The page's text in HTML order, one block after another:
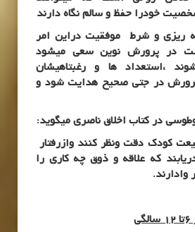
خودرا حفظ و سالم نگاه دارند
ریزی و شرط موفقیت دراین امر
در پرورش نوین سعی میشود
،استعداد ها و رغبتاهیشان
در جتی صحیح هدایت شود و
در کتاب اخلاق ناصری میگوید:
کودک دقت ونظر کنند وازرفتار
که علاقه و ذوق چه کاری را
وادارند.